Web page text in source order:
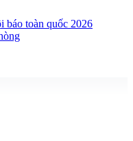
báo toàn quốc 2026